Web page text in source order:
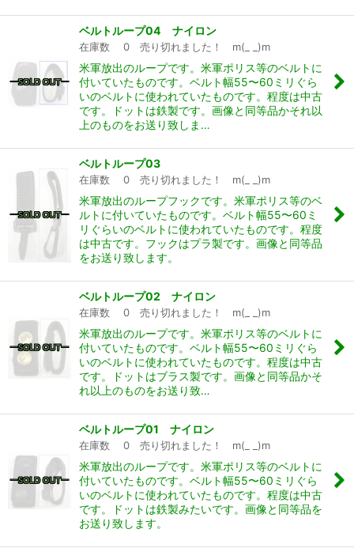
ベルトループ04 ナイロン
在庫数 0 売り切れました！ m(_ _)m
米軍放出のループです。米軍ポリス等のベルトに
付いていたものです。ベルト幅55〜60ミリぐら
いのベルトに使われていたものです。程度は中古
です。ドットは鉄製です。画像と同等品かそれ以
上のものをお送り致しま…
ベルトループ03
在庫数 0 売り切れました！ m(_ _)m
米軍放出のループフックです。米軍ポリス等のベ
ルトに付いていたものです。ベルト幅55〜60ミ
リぐらいのベルトに使われていたものです。程度
は中古です。フックはプラ製です。画像と同等品
をお送り致します。
ベルトループ02 ナイロン
在庫数 0 売り切れました！ m(_ _)m
米軍放出のループです。米軍ポリス等のベルトに
付いていたものです。ベルト幅55〜60ミリぐら
いのベルトに使われていたものです。程度は中古
です。ドットはブラス製です。画像と同等品かそ
れ以上のものをお送り致…
ベルトループ01 ナイロン
在庫数 0 売り切れました！ m(_ _)m
米軍放出のループです。米軍ポリス等のベルトに
付いていたものです。ベルト幅55〜60ミリぐら
いのベルトに使われていたものです。程度は中古
です。ドットは鉄製みたいです。画像と同等品を
お送り致します。